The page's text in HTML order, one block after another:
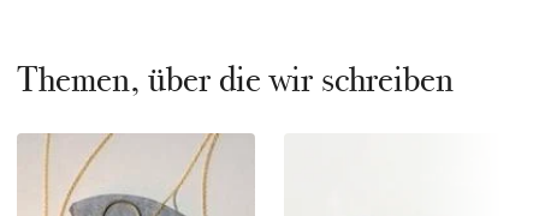
Themen, über die wir schreiben